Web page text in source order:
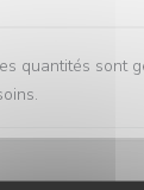
quantités sont